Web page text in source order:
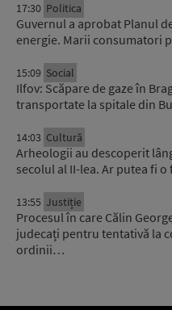
17:30 Politica
Guvernul a aprobat Planul
energie. Marii consumatori
15:09 Social
Ilfov: Scăpare de gaze în
transportate la spitale din
14:03 Cultură
Arheologii au descoperit
secolul al II-lea. Ar putea fi
13:55 Justiție
Procesul în care Călin
judecați pentru tentativă la
ordinii…